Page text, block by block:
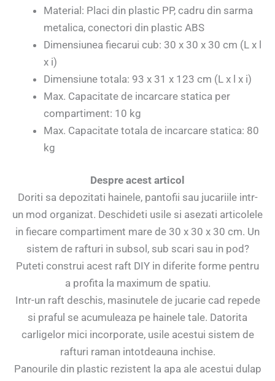
Material: Placi din plastic PP, cadru din sarma
metalica, conectori din plastic ABS
Dimensiunea fiecarui cub: 30 x 30 x 30 cm (L x l
x i)
Dimensiune totala: 93 x 31 x 123 cm (L x l x i)
Max. Capacitate de incarcare statica per
compartiment: 10 kg
Max. Capacitate totala de incarcare statica: 80
kg
Despre acest articol
Doriti sa depozitati hainele, pantofii sau jucariile intr-
un mod organizat. Deschideti usile si asezati articolele
in fiecare compartiment mare de 30 x 30 x 30 cm. Un
sistem de rafturi in subsol, sub scari sau in pod?
Puteti construi acest raft DIY in diferite forme pentru
a profita la maximum de spatiu.
Intr-un raft deschis, masinutele de jucarie cad repede
si praful se acumuleaza pe hainele tale. Datorita
carligelor mici incorporate, usile acestui sistem de
rafturi raman intotdeauna inchise.
Panourile din plastic rezistent la apa ale acestui dulap